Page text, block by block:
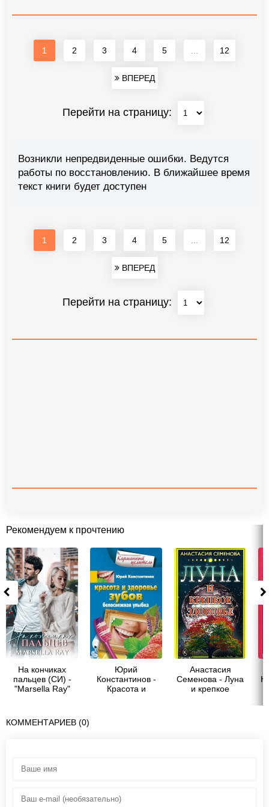
1 2 3 4 5 12
ВПЕРЕД
Перейти на страницу:
Возникли непредвиденные ошибки. Ведутся
работы по восстановлению. В ближайшее время
текст книги будет доступен
1 2 3 4 5 12
ВПЕРЕД
Перейти на страницу:
Рекомендуем к прочтению
На кончиках
пальцев (СИ) -
"Marsella Ray"
Юрий
Константинов -
Красота и
Анастасия
Семенова - Луна
и крепкое
КОММЕНТАРИЕВ (0)